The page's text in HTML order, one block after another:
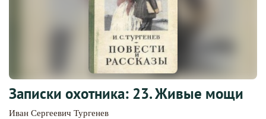
Записки охотника: 23. Живые мощи
Иван Сергеевич Тургенев